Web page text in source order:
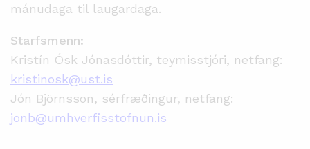
mánudaga til laugardaga.
Starfsmenn:
Kristín Ósk Jónasdóttir, teymisstjóri, netfang:
kristinosk@ust.is
Jón Björnsson, sérfræðingur, netfang:
jonb@umhverfisstofnun.is